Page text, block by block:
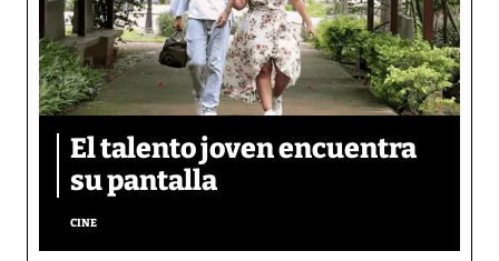
El talento joven encuentra
su pantalla​
CINE